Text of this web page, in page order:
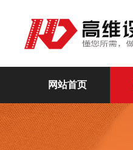
高维动画
网站首页
关于我们